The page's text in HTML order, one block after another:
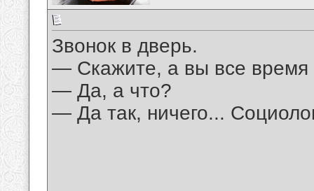
Звонок в дверь.
— Скажите, а вы все время
— Да, а что?
— Да так, ничего...